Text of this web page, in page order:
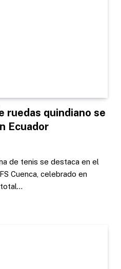
ruedas quindiano se
Ecuador
de tenis se destaca en el
Cuenca, celebrado en
total…